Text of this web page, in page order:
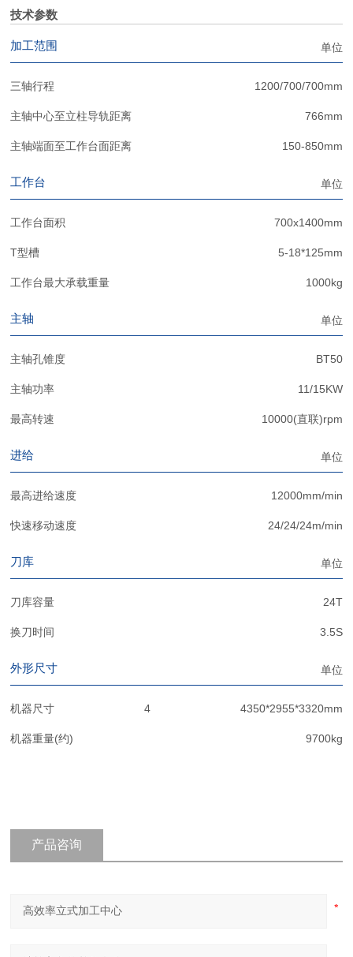
技术参数
加工范围 单位
三轴行程 1200/700/700mm
主轴中心至立柱导轨距离 766mm
主轴端面至工作台面距离 150-850mm
工作台 单位
工作台面积 700x1400mm
T型槽 5-18*125mm
工作台最大承载重量 1000kg
主轴 单位
主轴孔锥度 BT50
主轴功率 11/15KW
最高转速 10000(直联)rpm
进给 单位
最高进给速度 12000mm/min
快速移动速度 24/24/24m/min
刀库 单位
刀库容量 24T
换刀时间 3.5S
外形尺寸 单位
机器尺寸 4 4350*2955*3320mm
机器重量(约) 9700kg
产品咨询